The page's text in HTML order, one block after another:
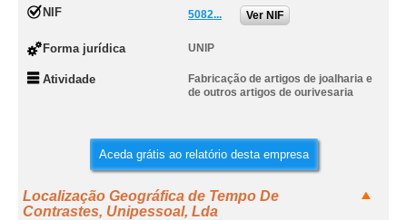
NIF 5082... Ver NIF
Forma jurídica UNIP
Atividade
Fabricação de artigos de joalharia e
de outros artigos de ourivesaria
Aceda grátis ao relatório desta empresa
Localização Geográfica de Tempo De
Contrastes, Unipessoal, Lda